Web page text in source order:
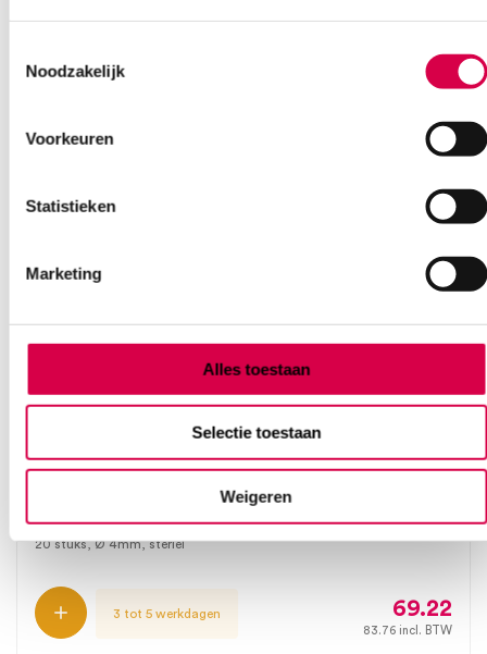
Noodzakelijk
Voorkeuren
Statistieken
Marketing
Alles toestaan
Selectie toestaan
Weigeren
Kai Biopsie Punch huidstans, 4mm (20)
KAI
20 stuks, Ø 4mm, steriel
3 tot 5 werkdagen 69.22
83.76 incl. BTW